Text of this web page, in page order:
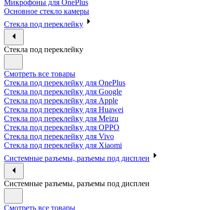
Микрофоны для OnePlus
Основное стекло камеры
Стекла под переклейку
Стекла под переклейку
Смотреть все товары
Стекла под переклейку для OnePlus
Стекла под переклейку для Google
Стекла под переклейку для Apple
Стекла под переклейку для Huawei
Стекла под переклейку для Meizu
Стекла под переклейку для OPPO
Стекла под переклейку для Vivo
Стекла под переклейку для Xiaomi
Системные разъемы, разъемы под дисплеи
Системные разъемы, разъемы под дисплеи
Смотреть все товары